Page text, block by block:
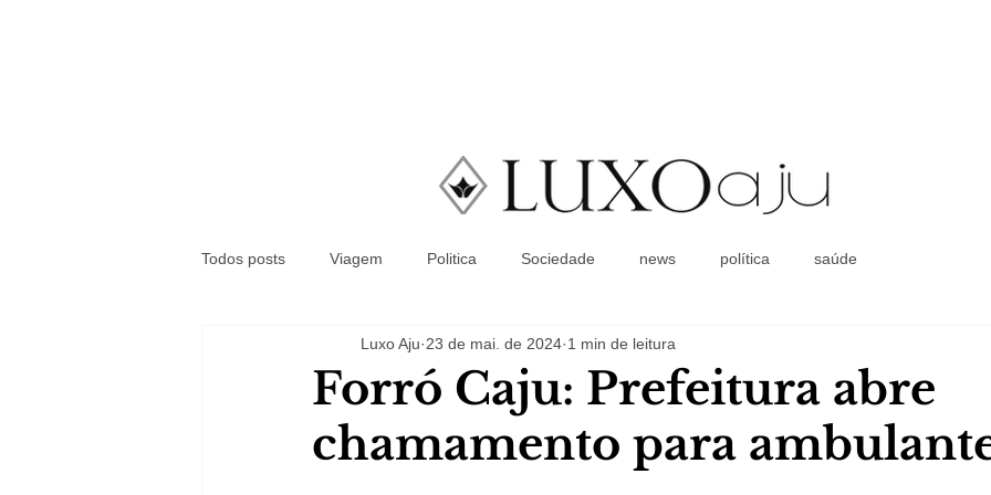
Coluna Social
Todos posts Viagem Politica Sociedade news política saúde
Forró Caju: Prefeitura abre
chamamento para
Luxo Aju 23 de mai. de 2024 1 min de leitura